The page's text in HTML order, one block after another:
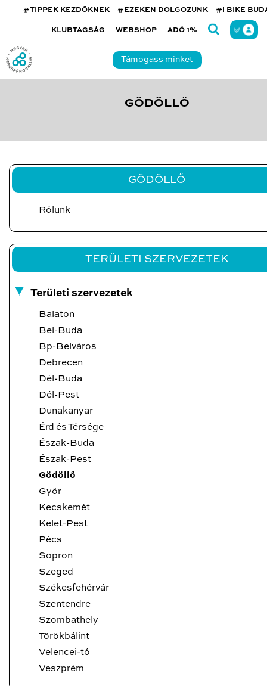
#TIPPEK KEZDŐKNEK #EZEKEN DOLGOZUNK #I BIKE
KLUBTAGSÁG WEBSHOP ADÓ 1%
Támogass minket
GÖDÖLLŐ
GÖDÖLLŐ
Rólunk
TERÜLETI SZERVEZETEK
Területi szervezetek
Balaton
Bel-Buda
Bp-Belváros
Debrecen
Dél-Buda
Dél-Pest
Dunakanyar
Érd és Térsége
Észak-Buda
Észak-Pest
Gödöllő
Győr
Kecskemét
Kelet-Pest
Pécs
Sopron
Szeged
Székesfehérvár
Szentendre
Szombathely
Törökbálint
Velencei-tó
Veszprém